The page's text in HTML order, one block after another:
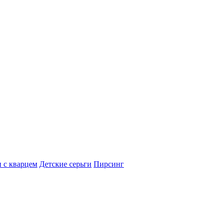
с кварцем Детские серьги Пирсинг